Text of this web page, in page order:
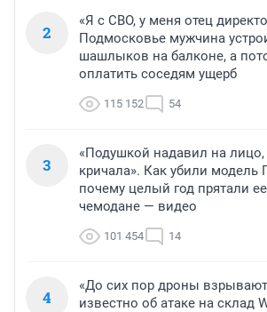
2
«Я с СВО, у меня отец
Подмосковье мужчина
шашлыков на балконе, а
оплатить соседям ущерб
115 152 54
3
«Подушкой надавил на
кричала». Как убили модель
почему целый год прятали
чемодане — видео
101 454 14
4
«До сих пор дроны
известно об атаке на склад